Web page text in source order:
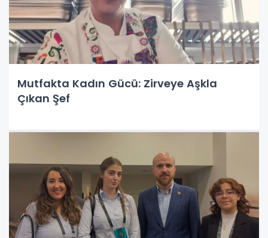
Mutfakta Kadın Gücü: Zirveye Aşkla
Çıkan Şef